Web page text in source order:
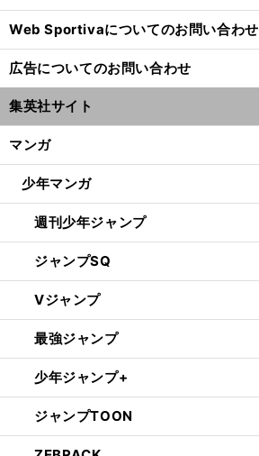
Web Sportivaについてのお問い合わせ
広告についてのお問い合わせ
集英社サイト
マンガ
少年マンガ
週刊少年ジャンプ
ジャンプSQ
Vジャンプ
最強ジャンプ
少年ジャンプ+
ジャンプTOON